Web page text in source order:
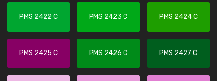
PMS 2422 C PMS 2423 C PMS 2424 C
PMS 2425 C PMS 2426 C PMS 2427 C